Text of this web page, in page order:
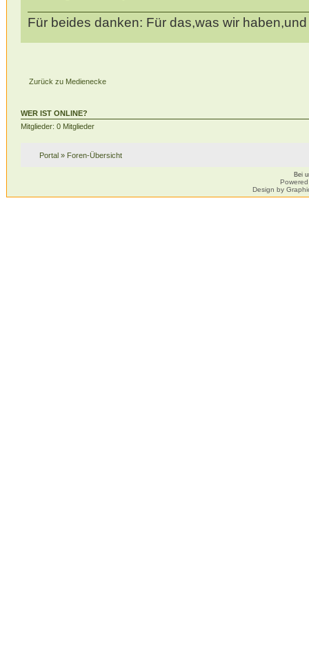
Für beides danken: Für das,was wir
Zurück zu Medienecke
WER IST ONLINE?
Mitglieder: 0 Mitglieder
Portal» Foren-Übersicht
Bei
Design by